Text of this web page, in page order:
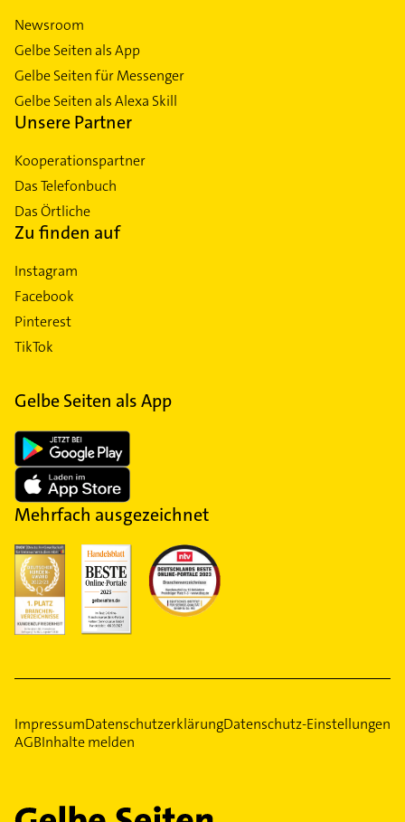
Newsroom
Gelbe Seiten als App
Gelbe Seiten für Messenger
Gelbe Seiten als Alexa Skill
Unsere Partner
Kooperationspartner
Das Telefonbuch
Das Örtliche
Zu finden auf
Instagram
Facebook
Pinterest
TikTok
Gelbe Seiten als App
Mehrfach ausgezeichnet
ImpressumDatenschutzerklärungDatenschutz-Einstellungen
AGBInhalte melden